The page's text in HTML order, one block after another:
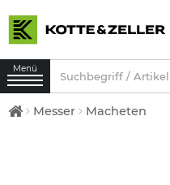
Menü
Messer Macheten